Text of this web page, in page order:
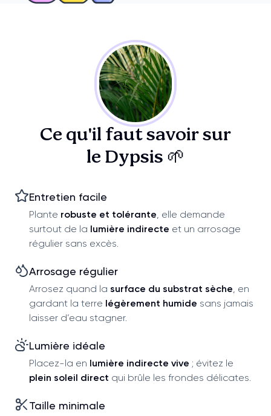
Ce qu'il faut savoir sur
le Dypsis 🌱
Entretien facile
Plante robuste et tolérante , elle demande
surtout de la lumière indirecte et un arrosage
régulier sans excès.
Arrosage régulier
Arrosez quand la surface du substrat sèche , en
gardant la terre légèrement humide sans jamais
laisser d’eau stagner.
Lumière idéale
Placez-la en lumière indirecte vive ; évitez le
plein soleil direct qui brûle les frondes délicates.
Taille minimale